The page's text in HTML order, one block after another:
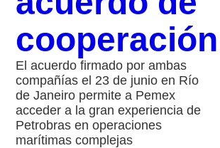
cooperación
El acuerdo firmado por ambas
compañías el 23 de junio en Río
de Janeiro permite a Pemex
acceder a la gran experiencia de
Petrobras en operaciones
marítimas complejas